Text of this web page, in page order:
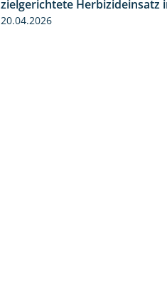
zielgerichtete Herbizideinsatz
20.04.2026